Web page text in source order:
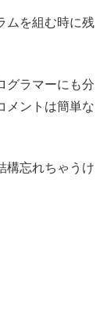
ムを組む時に残
グラマーにも分
メントは簡単な
構忘れちゃうけ